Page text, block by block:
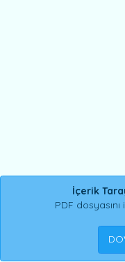
İçerik
PDF